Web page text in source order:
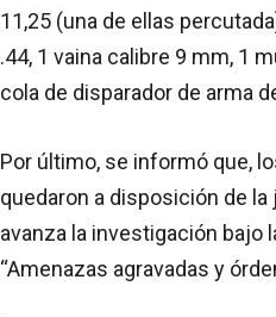
11,25 (una de ellas
.44, 1 vaina calibre 9 mm, 1
cola de disparador de arma
Por último, se informó que,
quedaron a disposición de
avanza la investigación bajo
“Amenazas agravadas y